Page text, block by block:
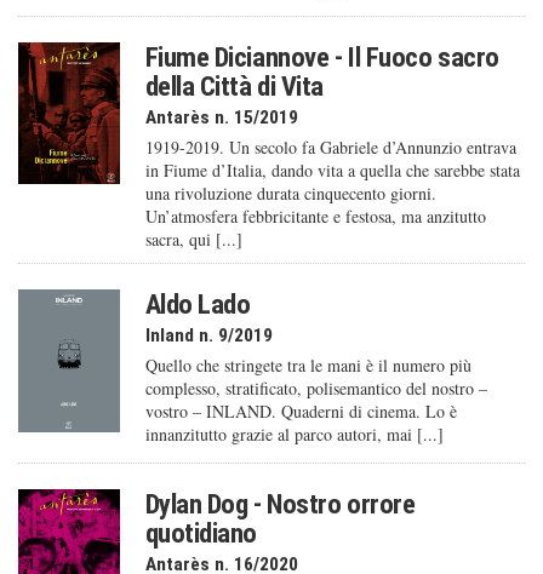
Fiume Diciannove - Il Fuoco sacro
della Città di Vita
Antarès n. 15/2019
1919-2019. Un secolo fa Gabriele d’Annunzio entrava
in Fiume d’Italia, dando vita a quella che sarebbe stata
una rivoluzione durata cinquecento giorni.
Un’atmosfera febbricitante e festosa, ma anzitutto
sacra, qui [...]
Aldo Lado
Inland n. 9/2019
Quello che stringete tra le mani è il numero più
complesso, stratificato, polisemantico del nostro –
vostro – INLAND. Quaderni di cinema. Lo è
innanzitutto grazie al parco autori, mai [...]
Dylan Dog - Nostro orrore
quotidiano
Antarès n. 16/2020